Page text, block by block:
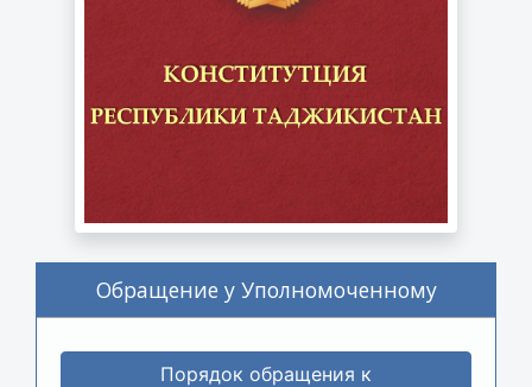
Обращение у Уполномоченному
Порядок обращения к